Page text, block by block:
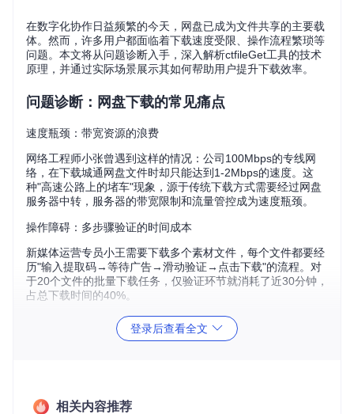
在数字化协作日益频繁的今天，网盘已成为文件共享的主要载
体。然而，许多用户都面临着下载速度受限、操作流程繁琐等
问题。本文将从问题诊断入手，深入解析ctfileGet工具的技术
原理，并通过实际场景展示其如何帮助用户提升下载效率。
问题诊断：网盘下载的常见痛点
速度瓶颈：带宽资源的浪费
网络工程师小张曾遇到这样的情况：公司100Mbps的专线网
络，在下载城通网盘文件时却只能达到1-2Mbps的速度。这
种"高速公路上的堵车"现象，源于传统下载方式需要经过网盘
服务器中转，服务器的带宽限制和流量管控成为速度瓶颈。
操作障碍：多步骤验证的时间成本
新媒体运营专员小王需要下载多个素材文件，每个文件都要经
历"输入提取码→等待广告→滑动验证→点击下载"的流程。对
于20个文件的批量下载任务，仅验证环节就消耗了近30分钟，
占总下载时间的40%。
隐私顾虑：第三方解析的安全风险
功能限制：免费用户的使用壁垒
登录后查看全文
相关内容推荐